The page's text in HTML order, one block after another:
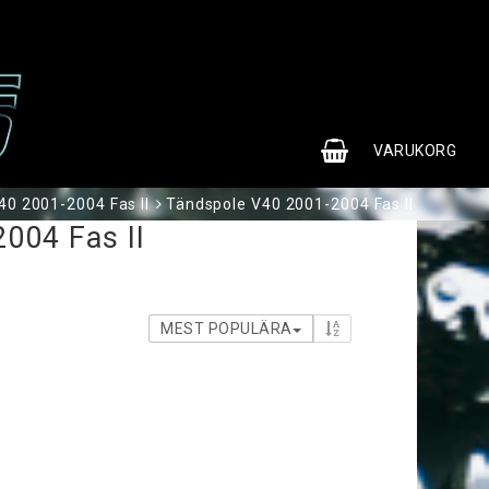
VARUKORG
2001-2004 Fas II Tändspole V40 2001-2004 Fas II
Fas II
MEST POPULÄRA